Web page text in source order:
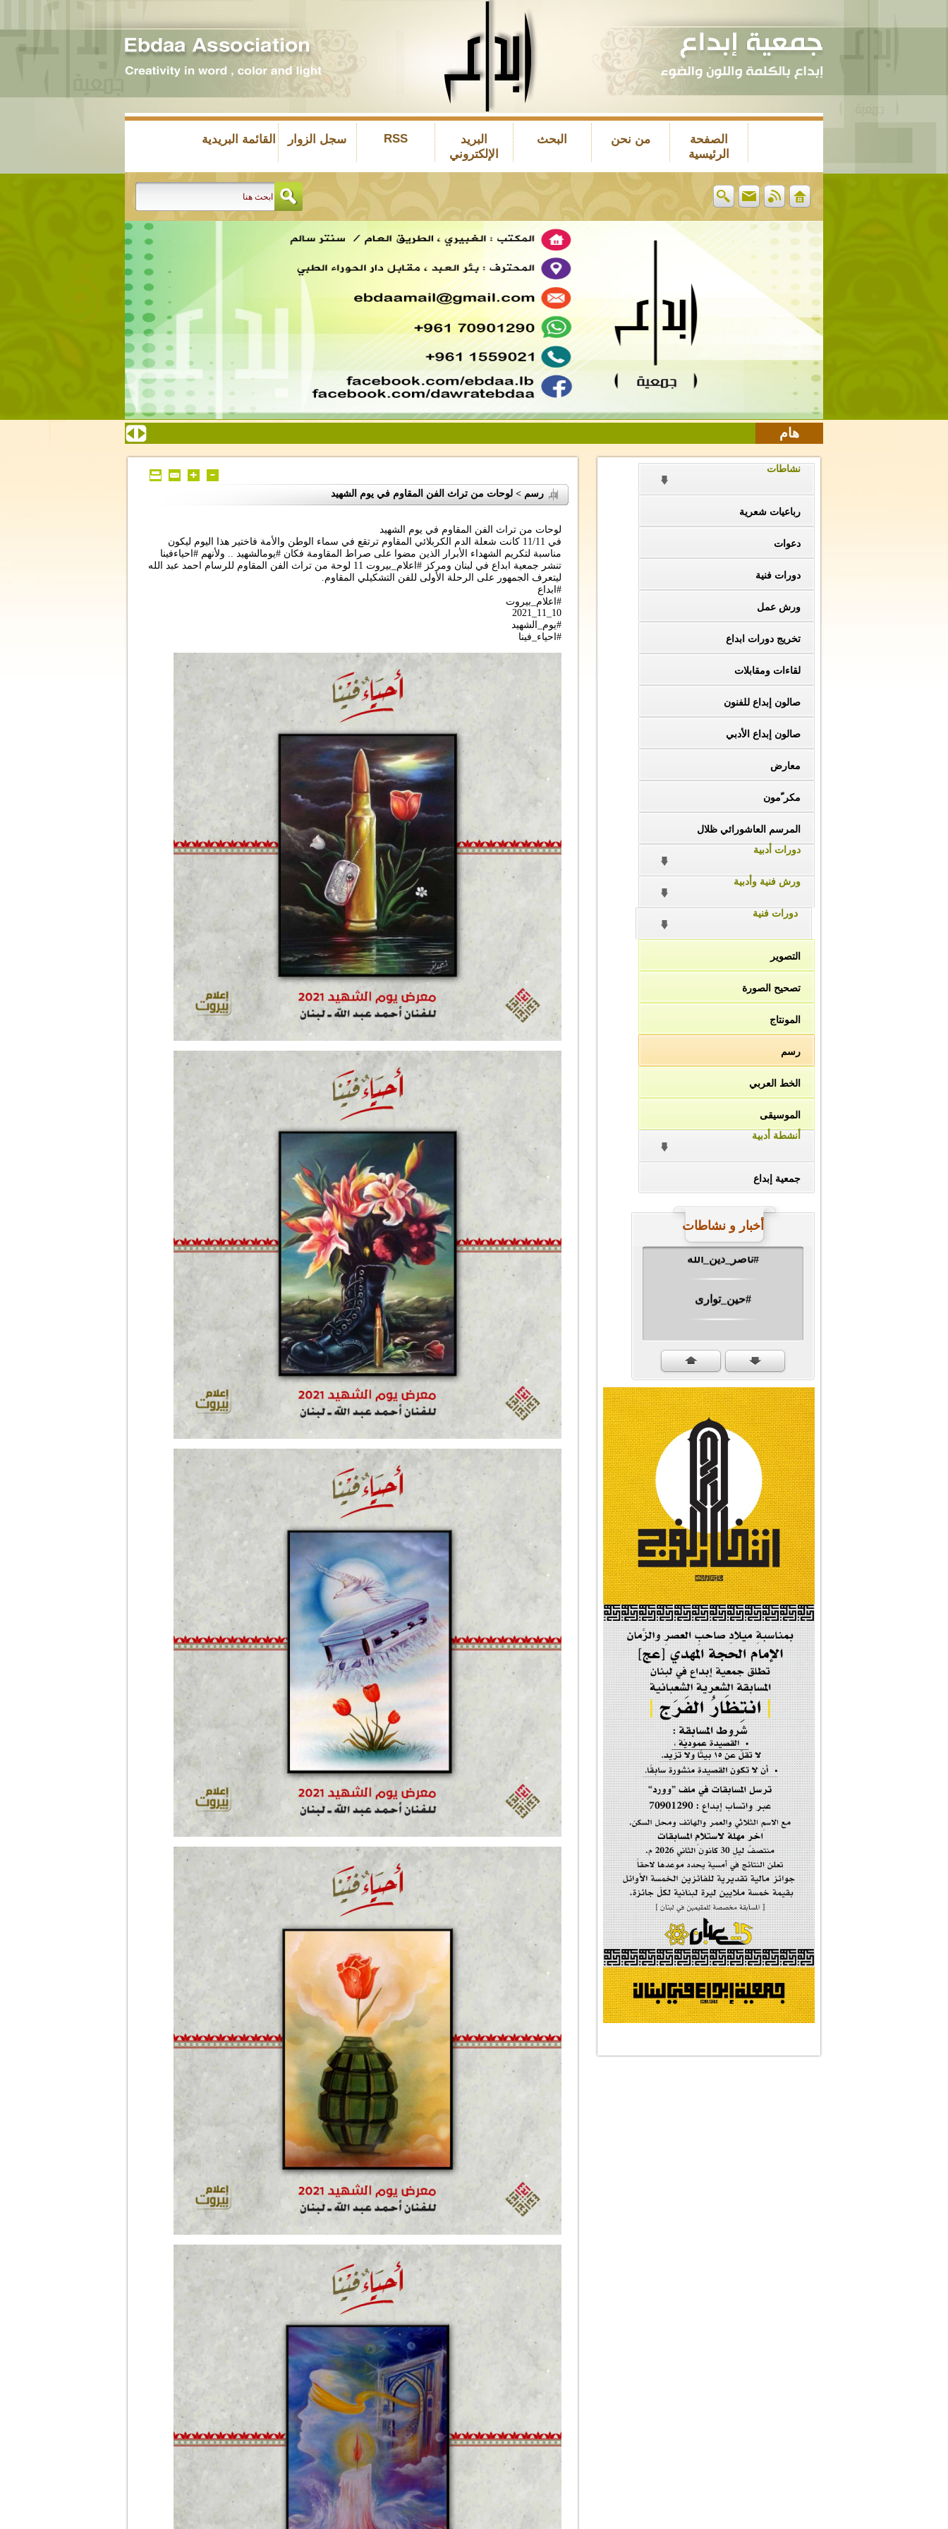
الصفحة
الرئيسية
من نحن البحث
البريد
الإلكتروني
RSS سجل الزوار القائمة البريدية
هام
نشاطات
رباعيات شعرية
دعوات
دورات فنية
ورش عمل
تخريج دورات ابداع
لقاءات ومقابلات
صالون إبداع للفنون
صالون إبداع الأدبي
معارض
مكر ّمون
المرسم العاشورائي ظلال
دورات أدبية
ورش فنية وأدبية
دورات فنية
التصوير
تصحيح الصورة
المونتاج
رسم
الخط العربي
الموسيقى
أنشطة أدبية
جمعية إبداع
أخبار و نشاطات
#ناصر_دين_الله
#حين_توارى
مهرجان الشهيد #ا�...
#تبريكات_انتصار_�...
#نداء_الأنبياء
#شجرة_النبوة
#وأنا_على_دين_محم...
#بأمانة_موسى_بن_ج...
#إيران_حرم_فاطمة ...
| #فخر_المخدرات |
#صحيفة_المؤمن
إحتفالية #رياحين...
إحتفالية تكريم ا...
#فاطمة_روحي
مولد السيدة #الز�...
#أم_الشهداء
#النجم_الثاقب
#الصديقة_الشهيدة
#على_اُهبة_الدم
رسم > لوحات من تراث الفن المقاوم في يوم الشهيد
لوحات من تراث الفن المقاوم في يوم الشهيد
في 11/11 كانت شعلة الدم الكربلائي المقاوم ترتقع في سماء الوطن والأمة فاختير هذا اليوم ليكون
مناسبة لتكريم الشهداء الأبرار الذين مضوا على صراط المقاومة فكان #يومالشهيد .. ولأنهم #احياءفينا
تنشر جمعية ابداع في لبنان ومركز #اعلام_بيروت 11 لوحة من تراث الفن المقاوم للرسام احمد عبد الله
ليتعرف الجمهور على الرحلة الأولى للفن التشكيلي المقاوم.
#ابداع
#اعلام_بيروت
10_11_2021
#يوم_الشهيد
#احياء_فينا